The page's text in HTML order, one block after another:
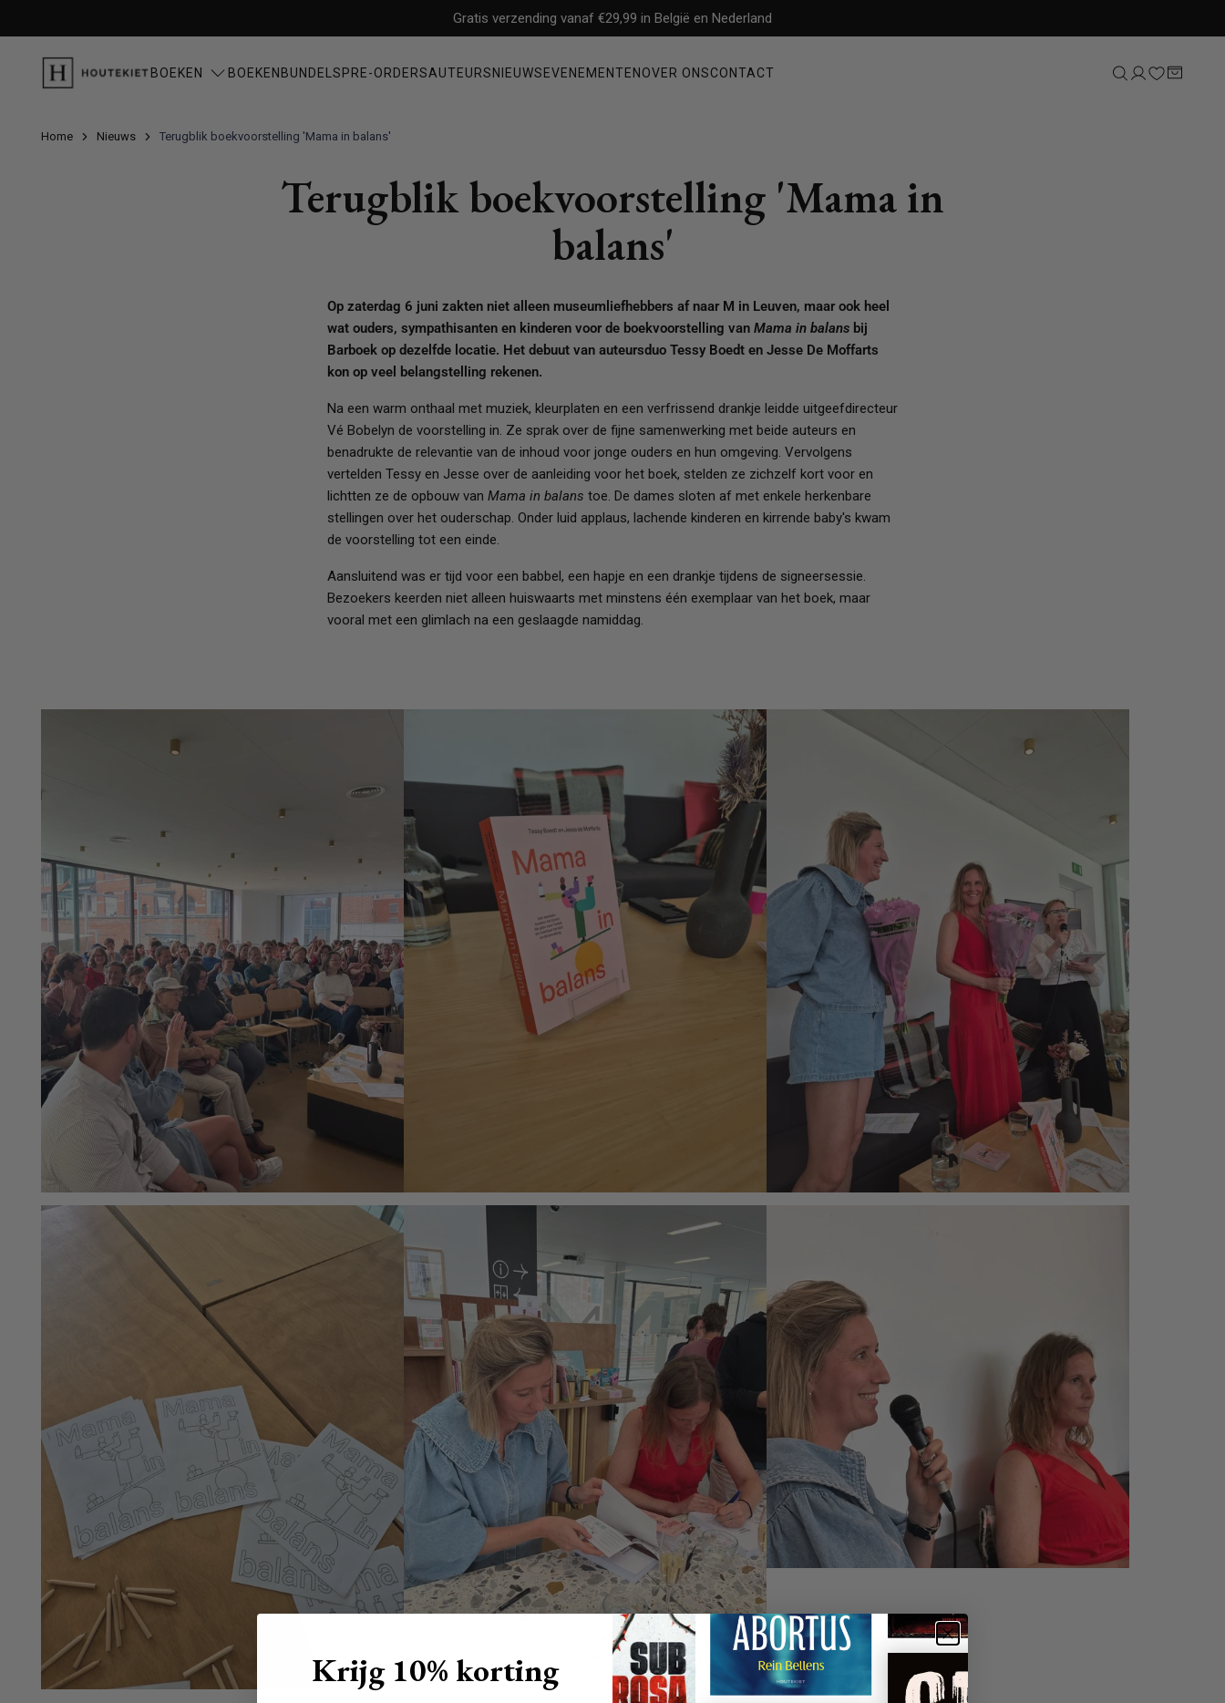
Gratis verzending vanaf €29,99 in België en Nederland
BOEKEN
Misdaadromans, thrillers & mysterie
Literatuur & romans
Fantasy & Science fiction
Filosofie
Mens & maatschappij
Economie & management
Waargebeurde verhalen & biografieën
Gezondheid, persoonlijke ontwikkeling & psychologie
Sport
Taal & letterkunde
Reizen
BOEKENBUNDELS PRE-ORDERSAUTEURS NIEUWS EVENEMENTEN OVER ONSCONTACT
Home Nieuws Terugblik boekvoorstelling 'Mama in balans'
Terugblik boekvoorstelling 'Mama in
balans'
Op zaterdag 6 juni zakten niet alleen museumliefhebbers af naar M in Leuven, maar ook heel
wat ouders, sympathisanten en kinderen voor de boekvoorstelling van Mama in balans bij
Barboek op dezelfde locatie. Het debuut van auteursduo Tessy Boedt en Jesse De Moffarts
kon op veel belangstelling rekenen.
Na een warm onthaal met muziek, kleurplaten en een verfrissend drankje leidde uitgeefdirecteur
Vé Bobelyn de voorstelling in. Ze sprak over de fijne samenwerking met beide auteurs en
benadrukte de relevantie van de inhoud voor jonge ouders en hun omgeving. Vervolgens
vertelden Tessy en Jesse over de aanleiding voor het boek, stelden ze zichzelf kort voor en
lichtten ze de opbouw van Mama in balans toe. De dames sloten af met enkele herkenbare
stellingen over het ouderschap. Onder luid applaus, lachende kinderen en kirrende baby's kwam
de voorstelling tot een einde.
Aansluitend was er tijd voor een babbel, een hapje en een drankje tijdens de signeersessie.
Bezoekers keerden niet alleen huiswaarts met minstens één exemplaar van het boek, maar
vooral met een glimlach na een geslaagde namiddag.
Krijg 10% korting